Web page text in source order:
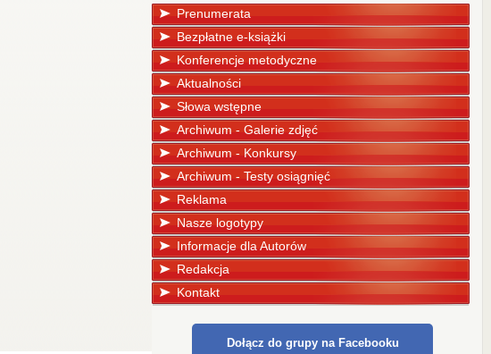
Prenumerata
Bezpłatne e-książki
Konferencje metodyczne
Aktualności
Słowa wstępne
Archiwum - Galerie zdjęć
Archiwum - Konkursy
Archiwum - Testy osiągnięć
Reklama
Nasze logotypy
Informacje dla Autorów
Redakcja
Kontakt
Dołącz do grupy na Facebooku